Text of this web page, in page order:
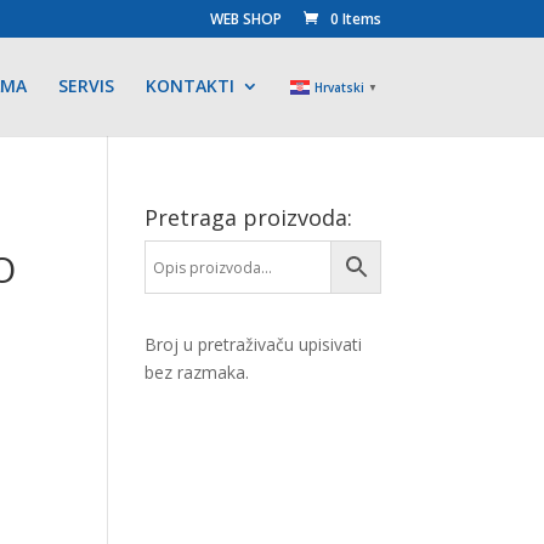
WEB SHOP 0 Items
SERVIS KONTAKTI Hrvatski ▼
Pretraga proizvoda:
Broj u pretraživaču upisivati
bez razmaka.